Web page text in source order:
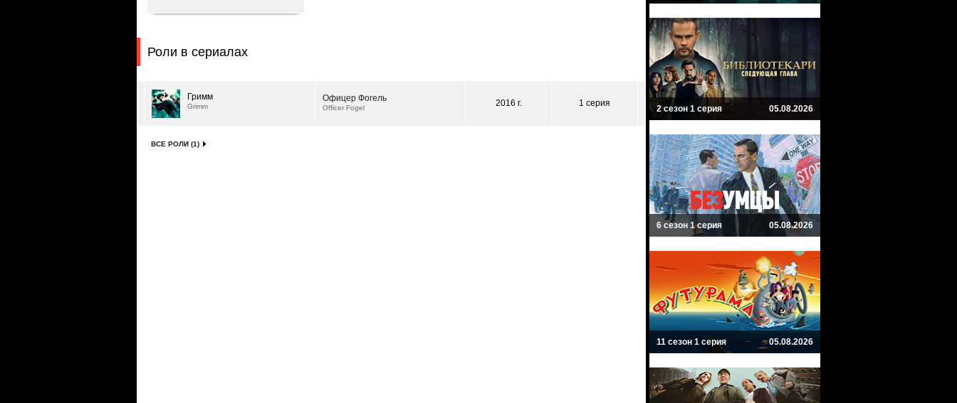
Роли в сериалах
Гримм
Grimm
Офицер Фогель
Officer Fogel 2016 г. 1 серия
ВСЕ РОЛИ (1)
2 сезон 1 серия 05.08.2026
6 сезон 1 серия 05.08.2026
11 сезон 1 серия 05.08.2026